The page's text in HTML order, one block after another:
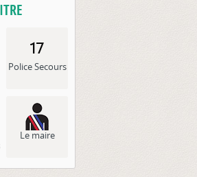
Police Secours
Le maire